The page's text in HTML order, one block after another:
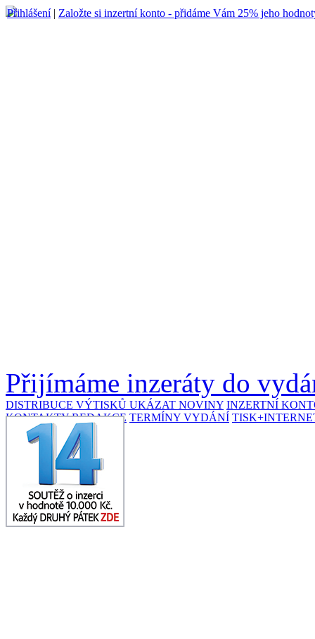
Přihlášení| Založte si inzertní konto - přidáme Vám 25% jeho
Přijímáme inzeráty do
DISTRIBUCE VÝTISKŮ UKÁZAT NOVINY INZERTNÍ
KONTAKTY REDAKCE TERMÍNY VYDÁNÍ